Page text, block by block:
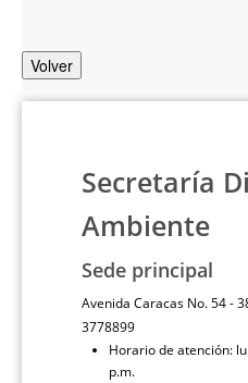
Volver
Secretaría
Ambiente
Sede principal
Avenida Caracas No. 54 -
3778899
Horario de atención:
p.m.